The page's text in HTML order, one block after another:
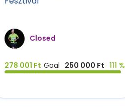
Closed
278 001 Ft Goal 250 000 Ft 111 %